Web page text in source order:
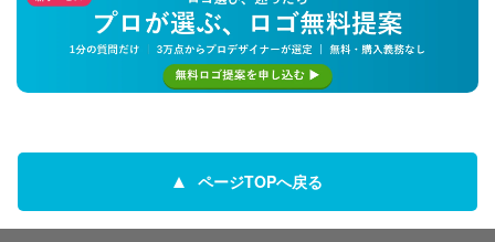
ページTOPへ戻る